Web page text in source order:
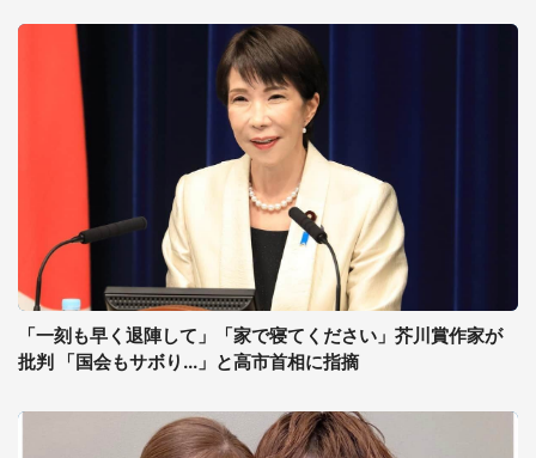
「一刻も早く退陣して」「家で寝てください」芥川賞作家が
批判 「国会もサボり...」と高市首相に指摘